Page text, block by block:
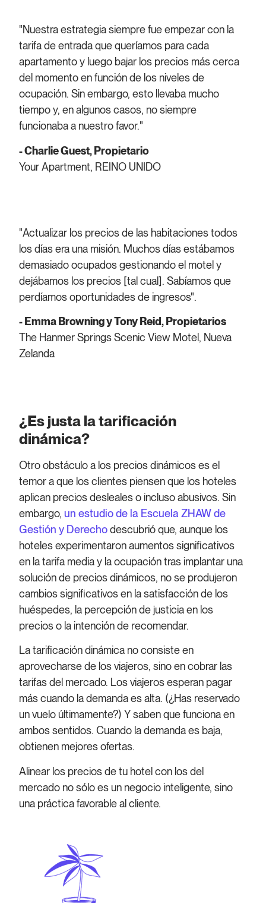
"Nuestra estrategia siempre fue empezar con la
tarifa de entrada que queríamos para cada
apartamento y luego bajar los precios más cerca
del momento en función de los niveles de
ocupación. Sin embargo, esto llevaba mucho
tiempo y, en algunos casos, no siempre
funcionaba a nuestro favor."
- Charlie Guest, Propietario
Your Apartment, REINO UNIDO
"Actualizar los precios de las habitaciones todos
los días era una misión. Muchos días estábamos
demasiado ocupados gestionando el motel y
dejábamos los precios [tal cual]. Sabíamos que
perdíamos oportunidades de ingresos".
- Emma Browning y Tony Reid, Propietarios
The Hanmer Springs Scenic View Motel, Nueva
Zelanda
¿Es justa la tarificación
dinámica?
Otro obstáculo a los precios dinámicos es el
temor a que los clientes piensen que los hoteles
aplican precios desleales o incluso abusivos. Sin
embargo,un estudio de la Escuela ZHAW de
Gestión y Derechodescubrió que, aunque los
hoteles experimentaron aumentos significativos
en la tarifa media y la ocupación tras implantar una
solución de precios dinámicos, no se produjeron
cambios significativos en la satisfacción de los
huéspedes, la percepción de justicia en los
precios o la intención de recomendar.
La tarificación dinámica no consiste en
aprovecharse de los viajeros, sino en cobrar las
tarifas del mercado. Los viajeros esperan pagar
más cuando la demanda es alta. (¿Has reservado
un vuelo últimamente?) Y saben que funciona en
ambos sentidos. Cuando la demanda es baja,
obtienen mejores ofertas.
Alinear los precios de tu hotel con los del
mercado no sólo es un negocio inteligente, sino
una práctica favorable al cliente.